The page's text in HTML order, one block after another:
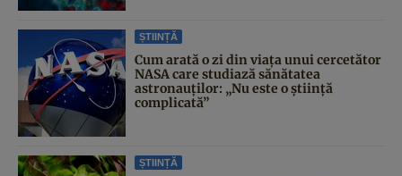
ȘTIINȚĂ
Cum arată o zi din viața unui cercetător
NASA care studiază sănătatea
astronauților: „Nu este o știință
complicată”
ȘTIINȚĂ